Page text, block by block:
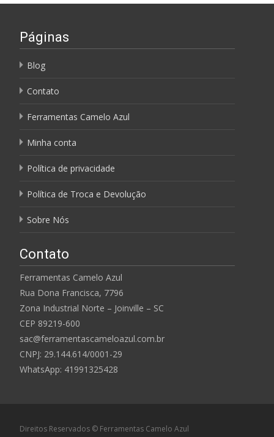
Páginas
Blog
Contato
Ferramentas Camelo Azul
Minha conta
Política de privacidade
Política de Troca e Devolução
Sobre Nós
Contato
Ferramentas Camelo Azul
Rua Dona Francisca, 7796
Zona Industrial Norte – Joinville – SC
CEP 89219-600
sac@ferramentascameloazul.com.br
CNPJ: 29.144.614/0001-29
WhatsApp: 41991325428
Direitos Reservados © Ferramentas Camelo Azul